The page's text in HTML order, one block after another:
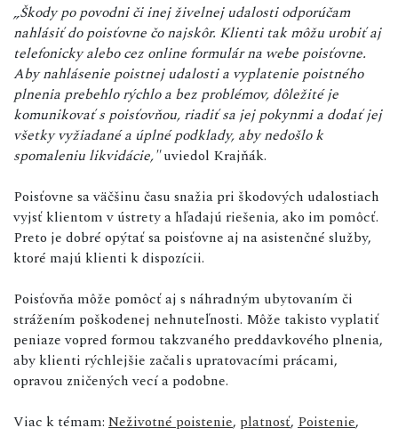
„Škody po povodni či inej živelnej udalosti odporúčam
nahlásiť do poisťovne čo najskôr. Klienti tak môžu urobiť aj
telefonicky alebo cez online formulár na webe poisťovne.
Aby nahlásenie poistnej udalosti a vyplatenie poistného
plnenia prebehlo rýchlo a bez problémov, dôležité je
komunikovať s poisťovňou, riadiť sa jej pokynmi a dodať jej
všetky vyžiadané a úplné podklady, aby nedošlo k
spomaleniu likvidácie,"uviedol Krajňák.
Poisťovne sa väčšinu času snažia pri škodových udalostiach
vyjsť klientom v ústrety a hľadajú riešenia, ako im pomôcť.
Preto je dobré opýtať sa poisťovne aj na asistenčné služby,
ktoré majú klienti k dispozícii.
Poisťovňa môže pomôcť aj s náhradným ubytovaním či
strážením poškodenej nehnuteľnosti. Môže takisto vyplatiť
peniaze vopred formou takzvaného preddavkového plnenia,
aby klienti rýchlejšie začali s upratovacími prácami,
opravou zničených vecí a podobne.
Viac k témam: Neživotné poistenie, platnosť, Poistenie,